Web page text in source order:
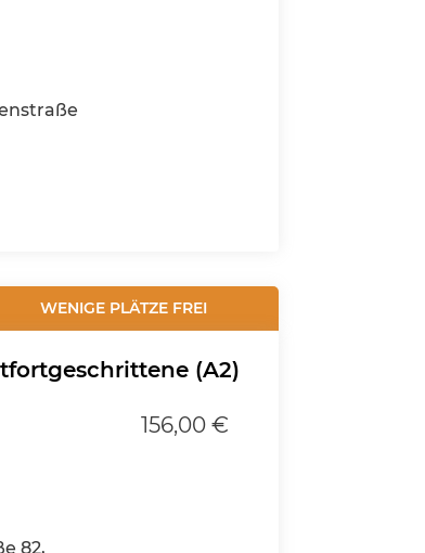
WENIGE PLÄTZE FREI
(A2)
82,
156,00 €